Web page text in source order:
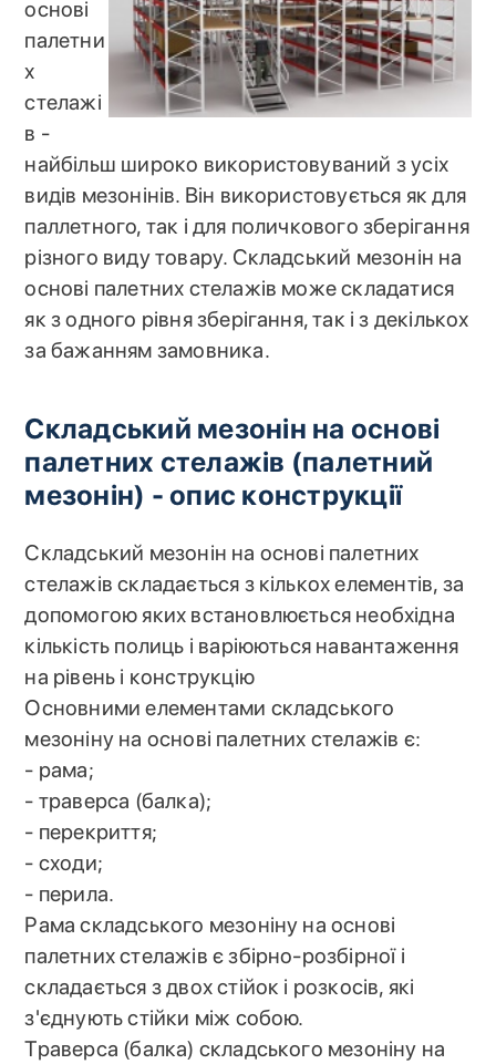
основі
палетни
х
стелажі
в -
найбільш широко використовуваний з усіх
видів мезонінів. Він використовується як для
паллетного, так і для поличкового зберігання
різного виду товару. Складський мезонін на
основі палетних стелажів може складатися
як з одного рівня зберігання, так і з декількох
за бажанням замовника.
Складський мезонін на основі
палетних стелажів (палетний
мезонін) - опис конструкції
Складський мезонін на основі палетних
стелажів складається з кількох елементів, за
допомогою яких встановлюється необхідна
кількість полиць і варіюються навантаження
на рівень і конструкцію
Основними елементами складського
мезоніну на основі палетних стелажів є:
- рама;
- траверса (балка);
- перекриття;
- сходи;
- перила.
Рама складського мезоніну на основі
палетних стелажів є збірно-розбірної і
складається з двох стійок і розкосів, які
з'єднують стійки між собою.
Траверса (балка) складського мезоніну на